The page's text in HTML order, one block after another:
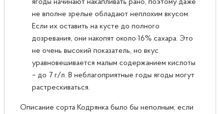
ягоды начинают накапливать рано, поэтому даже
не вполне зрелые обладают неплохим вкусом.
Если их оставить на кусте до полного
дозревания, они накопят около 16% сахара. Это
не очень высокий показатель, но вкус
уравновешивается малым содержанием кислоты
– до 7 г/л. В неблагоприятные годы ягоды могут
растрескиваться.
Описание сорта Кодрянка было бы неполным, если